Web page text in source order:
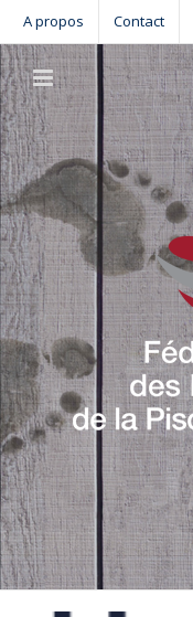
content
A propos Contact